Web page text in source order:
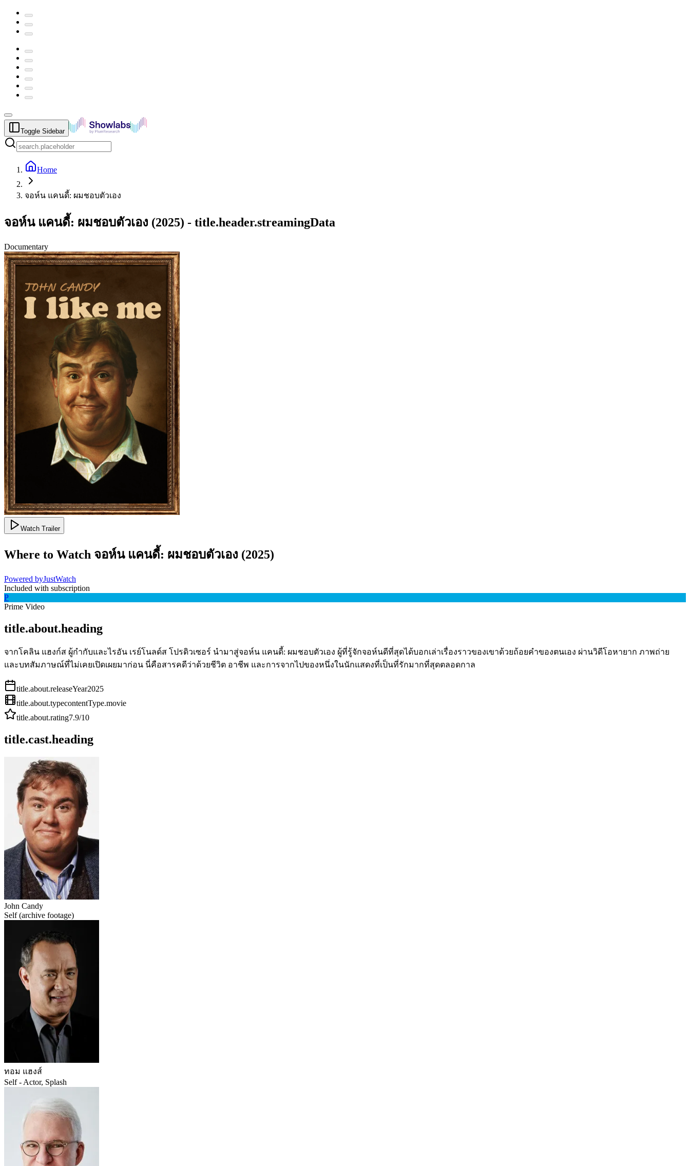
Toggle Sidebar
Home
จอห์น แคนดี้: ผมชอบตัวเอง
จอห์น แคนดี้: ผมชอบตัวเอง (2025) - title.header.streamingData
Documentary
Watch Trailer
Where to Watch จอห์น แคนดี้: ผมชอบตัวเอง (2025)
Powered byJustWatch
Included with subscription
P
Prime Video
title.about.heading
จากโคลิน แฮงก์ส ผู้กำกับและไรอัน เรย์โนลด์ส โปรดิวเซอร์ นำมาสู่จอห์น แคนดี้: ผมชอบตัวเอง ผู้ที่รู้จักจอห์นดีที่สุดได้บอกเล่าเรื่องราวของเขาด้วยถ้อยคำของตนเอง ผ่านวิดีโอหายาก ภาพถ่าย
และบทสัมภาษณ์ที่ไม่เคยเปิดเผยมาก่อน นี่คือสารคดีว่าด้วยชีวิต อาชีพ และการจากไปของหนึ่งในนักแสดงที่เป็นที่รักมากที่สุดตลอดกาล
title.about.releaseYear2025
title.about.typecontentType.movie
title.about.rating7.9/10
title.cast.heading
John Candy
Self (archive footage)
ทอม แฮงส์
Self - Actor, Splash